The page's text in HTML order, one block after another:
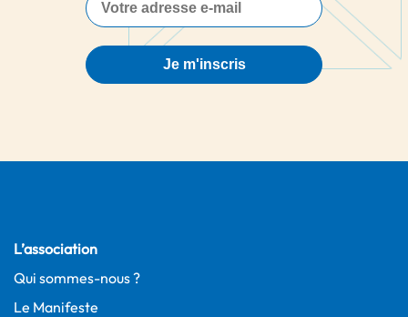
Je m'inscris
L’association
Qui sommes-nous ?
Le Manifeste